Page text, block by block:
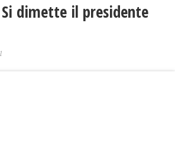
Si dimette il presidente